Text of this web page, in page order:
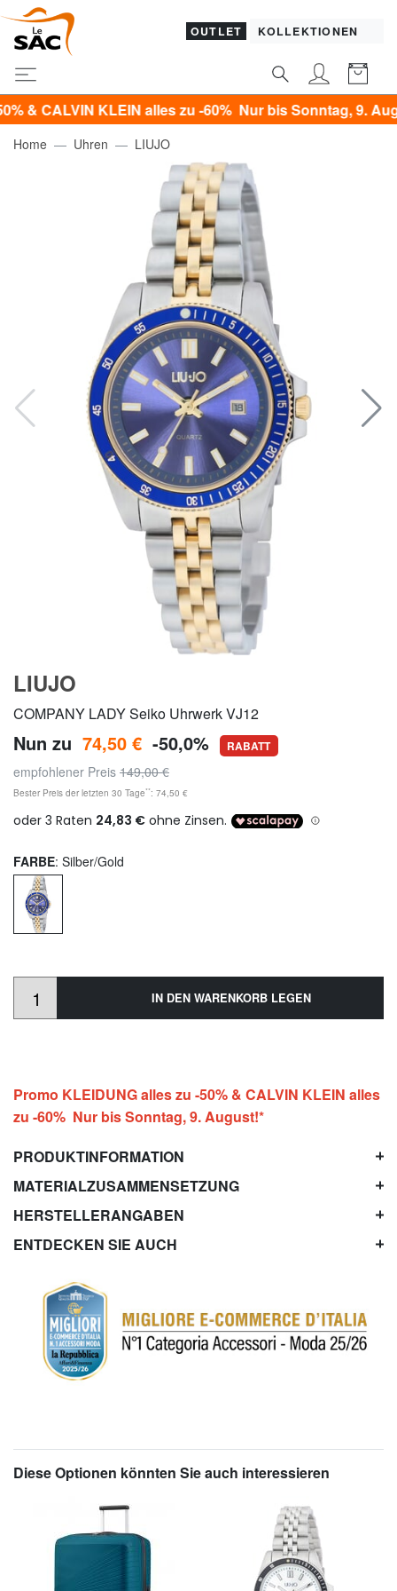
OUTLET KOLLEKTIONEN
KLEIN alles zu -60% Nur bis Sonntag, 9. August!*
Home Uhren LIUJO
LIUJO
COMPANY LADY Seiko Uhrwerk VJ12
Nun zu 74,50 € -50,0% RABATT
empfohlener Preis 149,00 €
Bester Preis der letzten 30 Tage**: 74,50 €
FARBE: Silber/Gold
IN DEN WARENKORB LEGEN
Promo KLEIDUNG alles zu -50% & CALVIN KLEIN alles
zu -60% Nur bis Sonntag, 9. August!*
PRODUKTINFORMATION
MATERIALZUSAMMENSETZUNG
HERSTELLERANGABEN
ENTDECKEN SIE AUCH
Diese Optionen könnten Sie auch interessieren